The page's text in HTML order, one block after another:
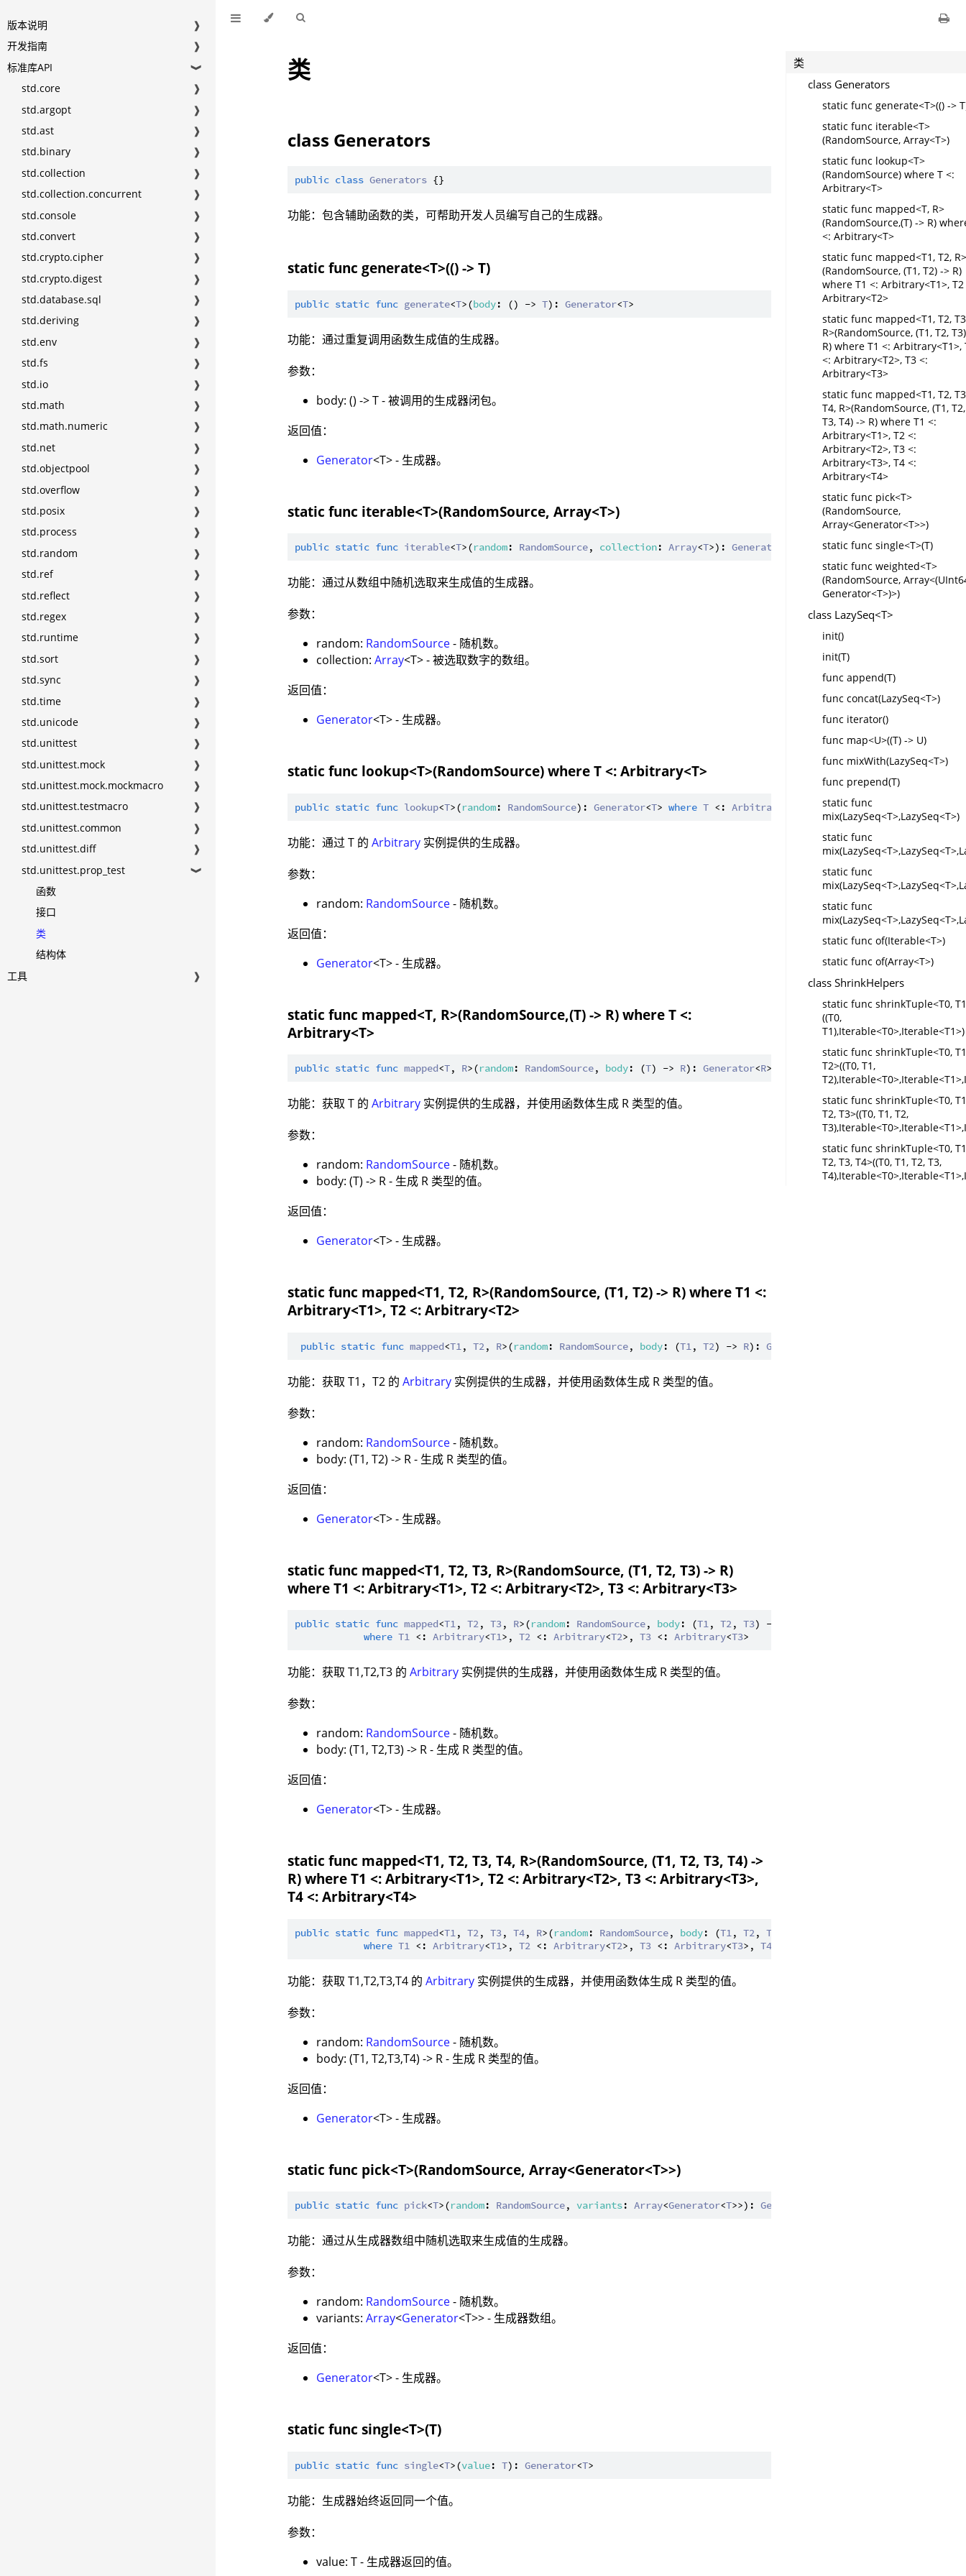
版本说明
❱
开发指南
❱
标准库API
❱
std.core
❱
std.argopt
❱
std.ast
❱
std.binary
❱
std.collection
❱
std.collection.concurrent
❱
std.console
❱
std.convert
❱
std.crypto.cipher
❱
std.crypto.digest
❱
std.database.sql
❱
std.deriving
❱
std.env
❱
std.fs
❱
std.io
❱
std.math
❱
std.math.numeric
❱
std.net
❱
std.objectpool
❱
std.overflow
❱
std.posix
❱
std.process
❱
std.random
❱
std.ref
❱
std.reflect
❱
std.regex
❱
std.runtime
❱
std.sort
❱
std.sync
❱
std.time
❱
std.unicode
❱
std.unittest
❱
std.unittest.mock
❱
std.unittest.mock.mockmacro
❱
std.unittest.testmacro
❱
std.unittest.common
❱
std.unittest.diff
❱
std.unittest.prop_test
❱
函数
接口
类
结构体
工具
❱
类
class Generators
public class Generators
功能：包含辅助函数的类，可帮助开发人员编写自己的生成器。
static func generate<T>(() -> T)
public static func generate<T>(body: () -> T): Generator<T
功能：通过重复调用函数生成值的生成器。
参数：
body: () -> T - 被调用的生成器闭包。
返回值：
Generator<T> - 生成器。
static func iterable<T>(RandomSource, Array<T>)
public static func iterable<T>(random: RandomSource, collection: Array<T>): Generator
功能：通过从数组中随机选取来生成值的生成器。
参数：
random: RandomSource- 随机数。
collection:Array<T> - 被选取数字的数组。
返回值：
Generator<T> - 生成器。
static func lookup<T>(RandomSource) where T <: Arbitrary<T>
public static func lookup<T>(random: RandomSource): Generator<T> where T <: Arbitrary
功能：通过 T 的Arbitrary 实例提供的生成器。
参数：
random: RandomSource- 随机数。
返回值：
Generator<T> - 生成器。
static func mapped<T, R>(RandomSource,(T) -> R) where T <:
Arbitrary<T>
public static func mapped<T, R>(random: RandomSource, body: (T) -> R): Generator<R> <: Arbitrary
功能：获取 T 的Arbitrary 实例提供的生成器，并使用函数体生成 R 类型的值。
参数：
random: RandomSource- 随机数。
body: (T) -> R - 生成 R 类型的值。
返回值：
Generator<T> - 生成器。
static func mapped<T1, T2, R>(RandomSource, (T1, T2) -> R) where T1 <:
Arbitrary<T1>, T2 <: Arbitrary<T2>
public static func mapped<T1, T2, R>(random: RandomSource, body: (T1, T2) -> R): Generator
功能：获取 T1，T2 的Arbitrary 实例提供的生成器，并使用函数体生成 R 类型的值。
参数：
random: RandomSource- 随机数。
body: (T1, T2) -> R - 生成 R 类型的值。
返回值：
Generator<T> - 生成器。
static func mapped<T1, T2, T3, R>(RandomSource, (T1, T2, T3) -> R)
where T1 <: Arbitrary<T1>, T2 <: Arbitrary<T2>, T3 <: Arbitrary<T3>
public static func mapped<T1, T2, T3, R>(random: RandomSource, body: (T1, T2, T3) ->
where T1 <: Arbitrary<T1>, T2 <: Arbitrary<T2>, T3 <: Arbitrary<T3
功能：获取 T1,T2,T3 的Arbitrary 实例提供的生成器，并使用函数体生成 R 类型的值。
参数：
random: RandomSource- 随机数。
body: (T1, T2,T3) -> R - 生成 R 类型的值。
返回值：
Generator<T> - 生成器。
static func mapped<T1, T2, T3, T4, R>(RandomSource, (T1, T2, T3, T4) ->
R) where T1 <: Arbitrary<T1>, T2 <: Arbitrary<T2>, T3 <: Arbitrary<T3>,
T4 <: Arbitrary<T4>
public static func mapped<T1, T2, T3, T4, R>(random: RandomSource, body: (T1, T2, T3
where T1 <: Arbitrary<T1>, T2 <: Arbitrary<T2>, T3 <: Arbitrary<T3>, T4
功能：获取 T1,T2,T3,T4 的Arbitrary 实例提供的生成器，并使用函数体生成 R 类型的值。
参数：
random: RandomSource- 随机数。
body: (T1, T2,T3,T4) -> R - 生成 R 类型的值。
返回值：
Generator<T> - 生成器。
static func pick<T>(RandomSource, Array<Generator<T>>)
public static func pick<T>(random: RandomSource, variants: Array<Generator<T>>): Generator
功能：通过从生成器数组中随机选取来生成值的生成器。
参数：
random: RandomSource- 随机数。
variants:Array<Generator<T>> - 生成器数组。
返回值：
Generator<T> - 生成器。
static func single<T>(T)
public static func single<T>(value: T): Generator<T
功能：生成器始终返回同一个值。
参数：
value: T - 生成器返回的值。
类
class Generators
static func generate<T>(() ->
static func iterable<T>
(RandomSource, Array<T>)
static func lookup<T>
(RandomSource) where T <:
Arbitrary<T>
static func mapped<T, R>
(RandomSource,(T) -> R)
<: Arbitrary<T>
static func mapped<T1, T2, R>
(RandomSource, (T1, T2) -> R)
where T1 <: Arbitrary<T1>, T2
Arbitrary<T2>
static func mapped<T1, T2,
R>(RandomSource, (T1, T2,
R) where T1 <: Arbitrary<T1>,
<: Arbitrary<T2>, T3 <:
Arbitrary<T3>
static func mapped<T1, T2,
T4, R>(RandomSource, (T1, T2,
T3, T4) -> R) where T1 <:
Arbitrary<T1>, T2 <:
Arbitrary<T2>, T3 <:
Arbitrary<T3>, T4 <:
Arbitrary<T4>
static func pick<T>
(RandomSource,
Array<Generator<T>>)
static func single<T>(T)
static func weighted<T>
(RandomSource,
Generator<T>)>)
class LazySeq<T>
init()
init(T)
func append(T)
func concat(LazySeq<T>)
func iterator()
func map<U>((T) -> U)
func mixWith(LazySeq<T>)
func prepend(T)
static func
mix(LazySeq<T>,LazySeq<T>)
static func
static func
static func
static func of(Iterable<T>)
static func of(Array<T>)
class ShrinkHelpers
static func shrinkTuple<T0,
((T0,
T1),Iterable<T0>,Iterable<T1>)
static func shrinkTuple<T0,
T2>((T0, T1,
static func shrinkTuple<T0,
T2, T3>((T0, T1, T2,
static func shrinkTuple<T0,
T2, T3, T4>((T0, T1, T2, T3,